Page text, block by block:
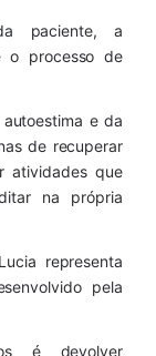
paciente, a
o processo de
e da
de recuperar
atividades que
na própria
representa
pela
é devolver